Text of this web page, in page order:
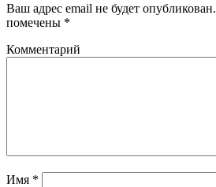
Ваш адрес email не будет опубликован.
помечены *
Комментарий
Имя *